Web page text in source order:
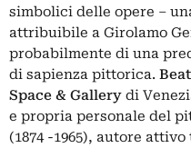
simbolici delle opere –
attribuibile a Girolamo
probabilmente di una
di sapienza pittorica.
Space & Gallery di
e propria personale del
(1874 -1965), autore